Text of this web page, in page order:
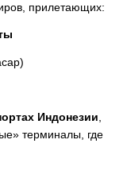
прилетающих:
Индонезии
терминалы, где